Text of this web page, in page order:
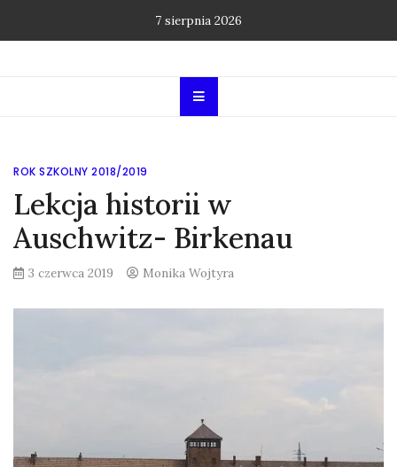
7 sierpnia 2026
ROK SZKOLNY 2018/2019
Lekcja historii w
Auschwitz- Birkenau
3 czerwca 2019 Monika Wojtyra